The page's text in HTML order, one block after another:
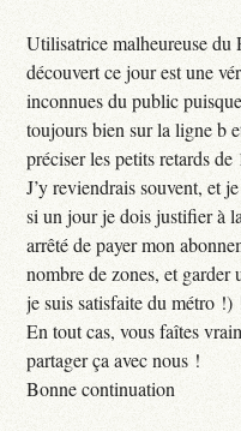
Utilisatrice malheureuse
découvert ce jour est une
inconnues du public
toujours bien sur la ligne b
préciser les petits retards
J’y reviendrais souvent, et
si un jour je dois justifier à
arrêté de payer mon
nombre de zones, et garder
je suis satisfaite du métro !)
En tout cas, vous faîtes
partager ça avec nous !
Bonne continuation